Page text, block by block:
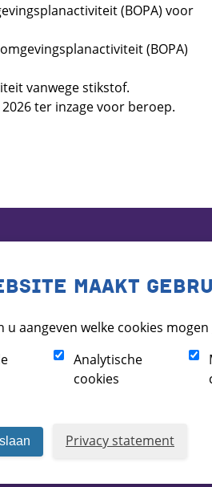
(BOPA) voor
(BOPA)
vanwege stikstof.
ter inzage voor beroep.
MAAKT
u aangeven welke cookies
Analytische
cookies
Privacy statement